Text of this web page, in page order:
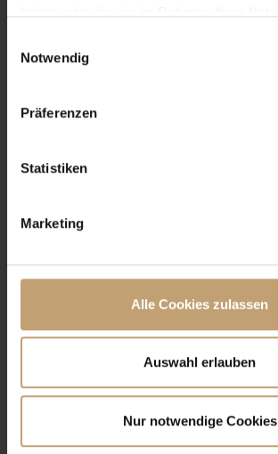
Notwendig
Präferenzen
Statistiken
Marketing
Alle Cookies zulassen
Auswahl erlauben
Nur notwendige Cookies
So
Di
20 Uhr
Mi
12.8.2026